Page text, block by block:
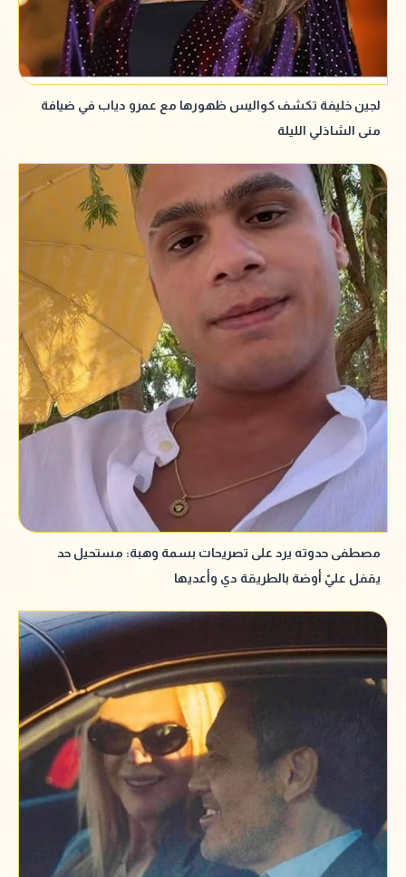
لجين خليفة تكشف كواليس ظهورها مع عمرو دياب في ضيافة
منى الشاذلي الليلة
مصطفى حدوته يرد على تصريحات بسمة وهبة: مستحيل حد
يقفل عليّ أوضة بالطريقة دي وأعديها